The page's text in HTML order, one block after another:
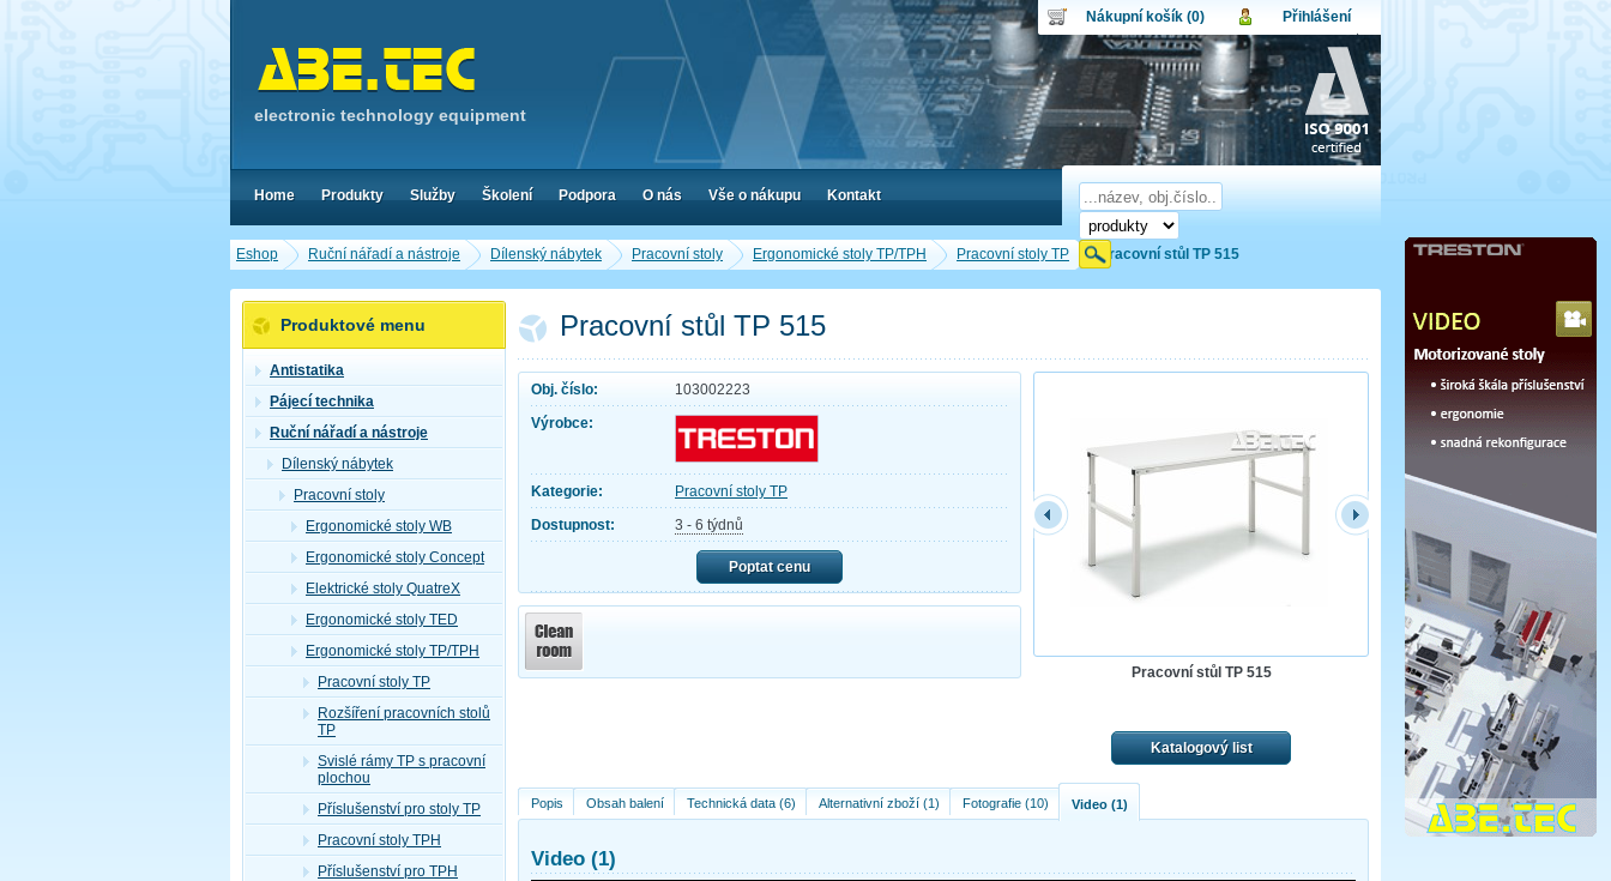
Eshop Ruční nářadí a nástroje Dílenský nábytek Pracovní stoly Ergonomické stoly TP/TPH Pracovní stoly TP Pracovní stůl TP 515
Pracovní stůl TP 515
Obj. číslo:
103002223
Výrobce:
Kategorie:
Pracovní stoly TP
Dostupnost:
3 - 6 týdnů
Poptat cenu
Pracovní stůl TP 515
Katalogový list
Popis Obsah balení Technická data (6) Alternativní zboží (1) Fotografie (10) Video (1)
Video (1)
Produktové menu
Antistatika
Pájecí technika
Ruční nářadí a nástroje
Dílenský nábytek
Pracovní stoly
Ergonomické stoly WB
Ergonomické stoly Concept
Elektrické stoly QuatreX
Ergonomické stoly TED
Ergonomické stoly TP/TPH
Pracovní stoly TP
Rozšíření pracovních stolů
TP
Svislé rámy TP s pracovní
plochou
Příslušenství pro stoly TP
Pracovní stoly TPH
Příslušenství pro TPH
electronic technology equipment
Nákupní košík (0)
Nákupní košík je momentálně prázdný.
Obsah košíku
Počet produktů:0
Cena celkem:
0,00 CZK
Přihlášení
Uživatel:
Heslo:
Přihlásit
Zapomenuté heslo Nová registrace
Home Produkty Služby Školení Podpora O nás Vše o nákupu Kontakt